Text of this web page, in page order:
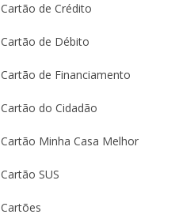
Cartão de Crédito
Cartão de Débito
Cartão de Financiamento
Cartão do Cidadão
Cartão Minha Casa Melhor
Cartão SUS
Cartões